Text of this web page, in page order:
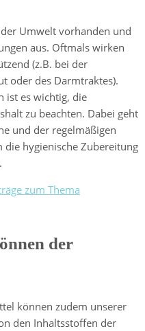
Umwelt vorhanden und
aus. Oftmals wirken
(z.B. bei der
oder des Darmtraktes).
ist es wichtig, die
zu beachten. Dabei geht
und der regelmäßigen
die hygienische Zubereitung
zum Thema
der
können zudem unserer
den Inhaltsstoffen der